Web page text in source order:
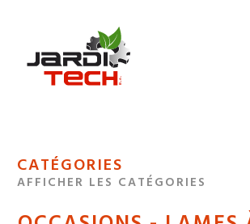
Jarditech
MENU
DE
CATÉGORIES
AFFICHER LES CATÉGORIES